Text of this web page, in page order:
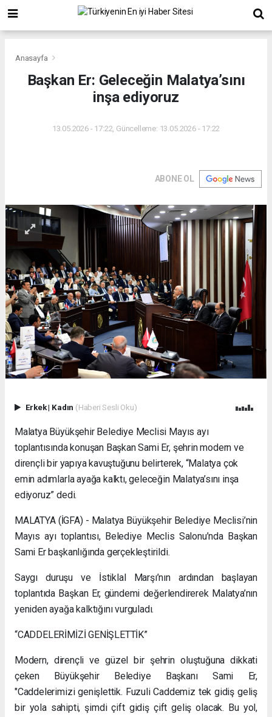
Anasayfa
Başkan Er: Geleceğin Malatya’sını
inşa ediyoruz
13.05.2026 - 17:22, Güncelleme: 13.05.2026 - 17:22
ABONE OL
Erkek| Kadın (Haberi Sesli Oku)
Malatya Büyükşehir Belediye Meclisi Mayıs ayı
toplantısında konuşan Başkan Sami Er, şehrin modern ve
dirençli bir yapıya kavuştuğunu belirterek, “Malatya çok
emin adımlarla ayağa kalktı, geleceğin Malatya’sını inşa
ediyoruz” dedi.
MALATYA (İGFA) - Malatya Büyükşehir Belediye Meclisi’nin
Mayıs ayı toplantısı, Belediye Meclis Salonu’nda Başkan
Sami Er başkanlığında gerçekleştirildi.
Saygı duruşu ve İstiklal Marşı’nın ardından başlayan
toplantıda Başkan Er, gündemi değerlendirerek Malatya’nın
yeniden ayağa kalktığını vurguladı.
“CADDELERİMİZİ GENİŞLETTİK”
Modern, dirençli ve güzel bir şehrin oluştuğuna dikkati
çeken Büyükşehir Belediye Başkanı Sami Er,
"Caddelerimizi genişlettik. Fuzuli Caddemiz tek gidiş geliş
bir yola sahipti, şimdi çift gidiş çift geliş olacak. Bu yol,